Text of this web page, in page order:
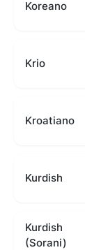
Koreano
Krio
Kroatiano
Kurdish
Kurdish
(Sorani)